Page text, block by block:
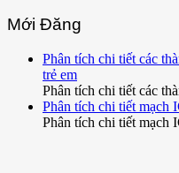
Mới Đăng
Phân tích chi tiết các
trẻ em
Phân tích chi tiết các
Phân tích chi tiết mạch
Phân tích chi tiết mạch